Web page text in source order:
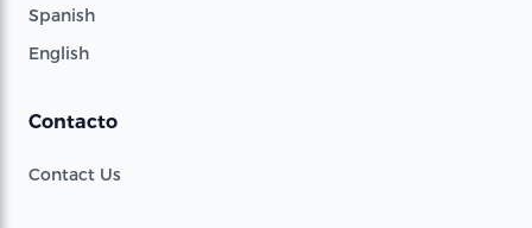
Spanish
English
Contacto
Contact Us